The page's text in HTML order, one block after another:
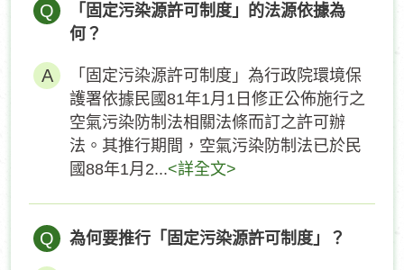
Q
「固定污染源許可制度」的法源依據為
何？
「固定污染源許可制度」為行政院環境保
護署依據民國81年1月1日修正公佈施行之
空氣污染防制法相關法條而訂之許可辦
法。其推行期間，空氣污染防制法已於民
國88年1月2...<詳全文>
Q 為何要推行「固定污染源許可制度」？